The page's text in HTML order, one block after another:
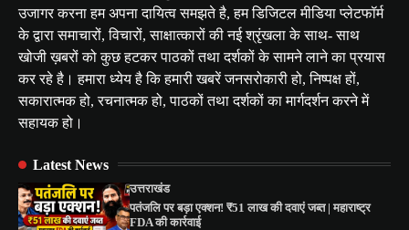
उजागर करना हम अपना दायित्व समझते है, हम डिजिटल मीडिया प्लेटफॉर्म
के द्वारा समाचारों, विचारों, साक्षात्कारों की नई श्रृंखला के साथ- साथ
खोजी ख़बरों को कुछ हटकर पाठकों तथा दर्शकों के सामने लाने का प्रयास
कर रहे है। हमारा ध्येय है कि हमारी खबरें जनसरोकारी हो, निष्पक्ष हों,
सकारात्मक हो, रचनात्मक हो, पाठकों तथा दर्शकों का मार्गदर्शन करने में
सहायक हो।
Latest News
उत्तराखंड
पतंजलि पर बड़ा एक्शन! ₹51 लाख की दवाएं जब्त | महाराष्ट्र
FDA की कार्रवाई